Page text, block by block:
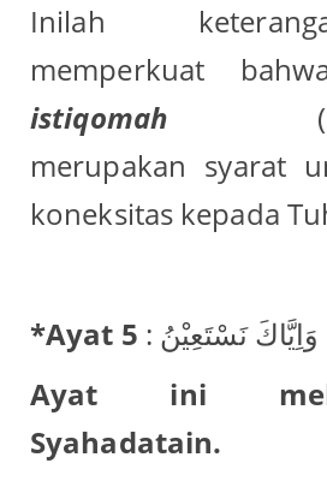
Inilah
memperkuat
istiqomah
merupakan syarat
koneksitas kepada
*Ayat 5
وَاِيَّاكَ نَسْتَعِيْنُ
Ayat ini
Syahadatain.